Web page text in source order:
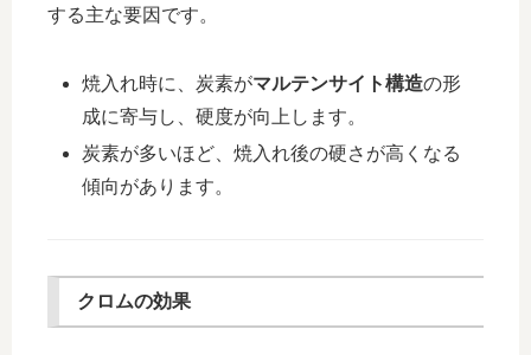
する主な要因です。
焼入れ時に、炭素がマルテンサイト構造の形
成に寄与し、硬度が向上します。
炭素が多いほど、焼入れ後の硬さが高くなる
傾向があります。
クロムの効果